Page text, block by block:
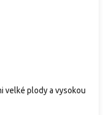
velké plody a vysokou